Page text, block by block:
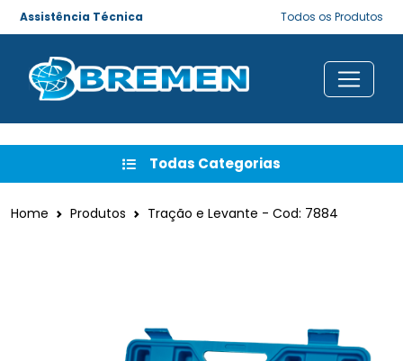
Assistência Técnica Todos os Produtos
Todas Categorias
Home Produtos Tração e Levante - Cod: 7884